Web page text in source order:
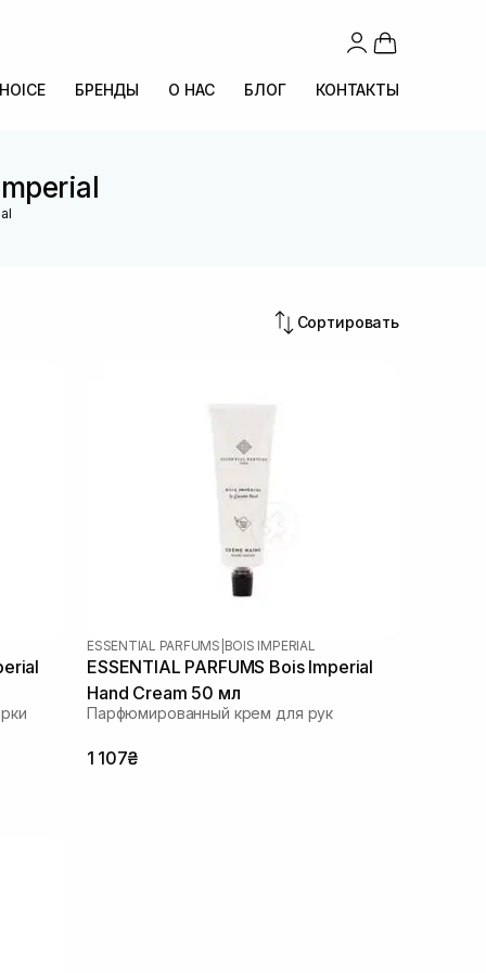
БРЕНДЫ О НАС БЛОГ КОНТАКТЫ
Сортировать
ESSENTIAL PARFUMS BOIS IMPERIAL
ESSENTIAL PARFUMS Bois Imperial
Hand Cream 50 мл
Парфюмированный крем для рук
1 107₴